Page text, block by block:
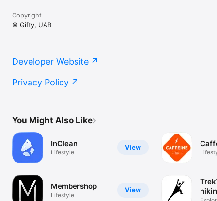
Copyright
© Gifty, UAB
Developer Website
Privacy Policy
You Might Also Like
View
InClean
Lifestyle
View
Membershop
Lifestyle